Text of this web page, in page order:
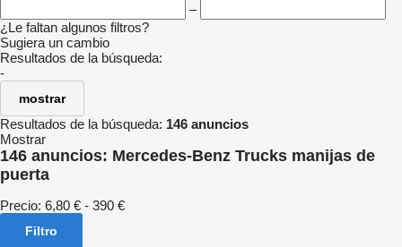
–
¿Le faltan algunos filtros?
Sugiera un cambio
Resultados de la búsqueda:
-
mostrar
Resultados de la búsqueda: 146 anuncios
Mostrar
146 anuncios: Mercedes-Benz Trucks manijas de
puerta
Precio: 6,80 € - 390 €
Filtro